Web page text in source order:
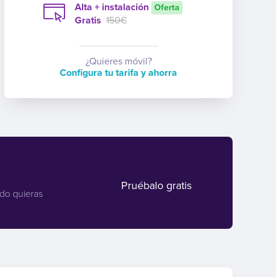
Alta + instalación Oferta
Gratis 150€
¿Quieres móvil?
Configura tu tarifa y ahorra
quieras
Pruébalo gratis